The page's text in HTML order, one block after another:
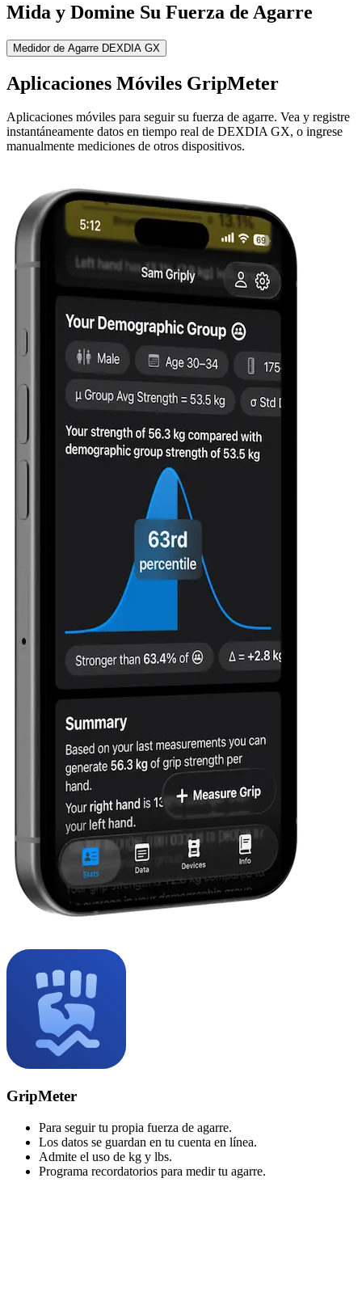
Mida y Domine Su Fuerza de Agarre
Medidor de Agarre DEXDIA GX
Aplicaciones Móviles GripMeter
Aplicaciones móviles para seguir su fuerza de agarre. Vea y registre
instantáneamente datos en tiempo real de DEXDIA GX, o ingrese
manualmente mediciones de otros dispositivos.
GripMeter
Para seguir tu propia fuerza de agarre.
Los datos se guardan en tu cuenta en línea.
Admite el uso de kg y lbs.
Programa recordatorios para medir tu agarre.